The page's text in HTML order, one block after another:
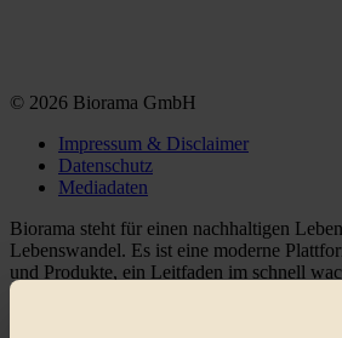
© 2026 Biorama GmbH
Impressum & Disclaimer
Datenschutz
Mediadaten
Biorama steht für einen nachhaltigen
Lebenswandel. Es ist eine moderne
und Produkte, ein Leitfaden im schnell
Handels mit Bioprodukten, des Fair-Trade